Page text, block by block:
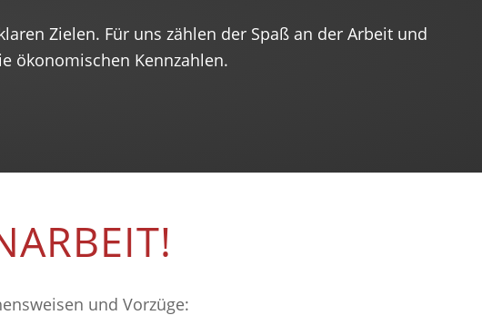
Zielen. Für uns zählen der Spaß an der Arbeit und
ökonomischen Kennzahlen.
und Vorzüge: